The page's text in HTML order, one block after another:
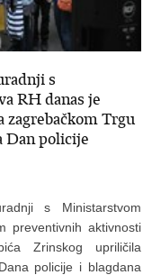
s
RH danas je
Trgu
Dan policije
s Ministarstvom
preventivnih aktivnosti
Zrinskog upriličila
policije i blagdana